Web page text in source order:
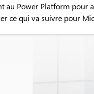
au Power Platform
ce qui va suivre pour